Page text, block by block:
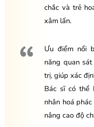
chắc và trẻ
xâm lấn.
Ưu điểm nổi
năng quan
trị, giúp xác
Bác sĩ có thể
nhân hoá
nâng cao độ